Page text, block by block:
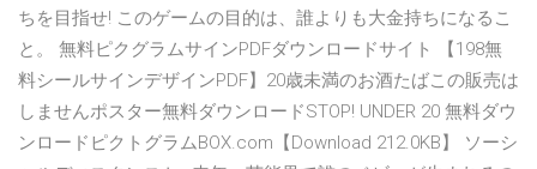
ちを目指せ! このゲームの目的は、誰よりも大金持ちになるこ
と。 無料ピクグラムサインPDFダウンロードサイト 【198無
料シールサインデザインPDF】20歳未満のお酒たばこの販売は
しませんポスター無料ダウンロードSTOP! UNDER 20 無料ダウ
ンロードピクトグラムBOX.com【Download 212.0KB】 ソーシ